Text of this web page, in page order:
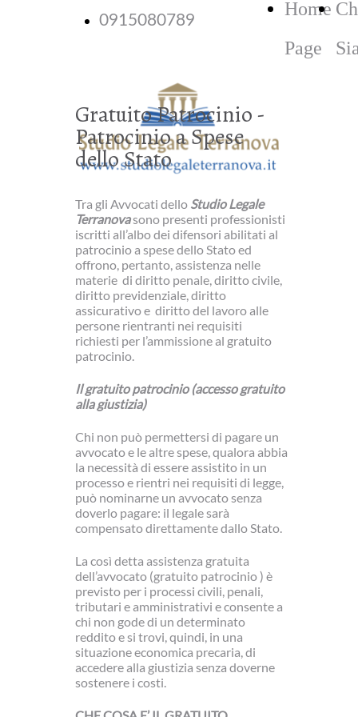
Home
Page
0915080789
Gratuito Patrocinio -
Patrocinio a Spese
dello Stato
Tra gli Avvocati dello Studio Legale
Terranovasono presenti professionisti
iscritti all’albo dei difensori abilitati al
patrocinio a spese dello Stato ed
offrono, pertanto, assistenza nelle
materie di diritto penale, diritto civile,
diritto previdenziale, diritto
assicurativo e diritto del lavoro alle
persone rientranti nei requisiti
richiesti per l’ammissione al gratuito
patrocinio.
Il gratuito patrocinio (accesso gratuito
alla giustizia)
Chi non può permettersi di pagare un
avvocato e le altre spese, qualora abbia
la necessità di essere assistito in un
processo e rientri nei requisiti di legge,
può nominarne un avvocato senza
doverlo pagare: il legale sarà
compensato direttamente dallo Stato.
La così detta assistenza gratuita
dell’avvocato (gratuito patrocinio ) è
previsto per i processi civili, penali,
tributari e amministrativi e consente a
chi non gode di un determinato
reddito e si trovi, quindi, in una
situazione economica precaria, di
accedere alla giustizia senza doverne
sostenere i costi.